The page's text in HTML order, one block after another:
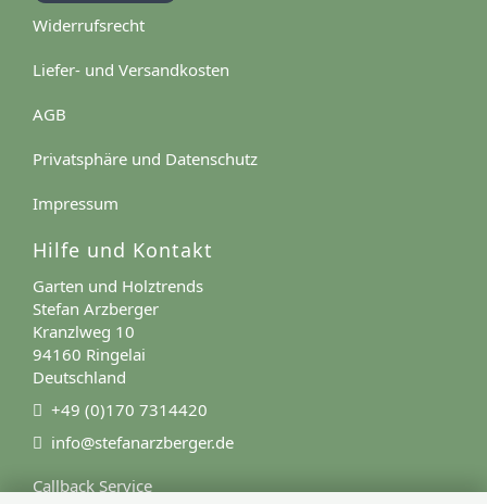
Widerrufsrecht
Liefer- und Versandkosten
AGB
Privatsphäre und Datenschutz
Impressum
Hilfe und Kontakt
Garten und Holztrends
Stefan Arzberger
Kranzlweg 10
94160 Ringelai
Deutschland
+49 (0)170 7314420
info@stefanarzberger.de
Callback Service